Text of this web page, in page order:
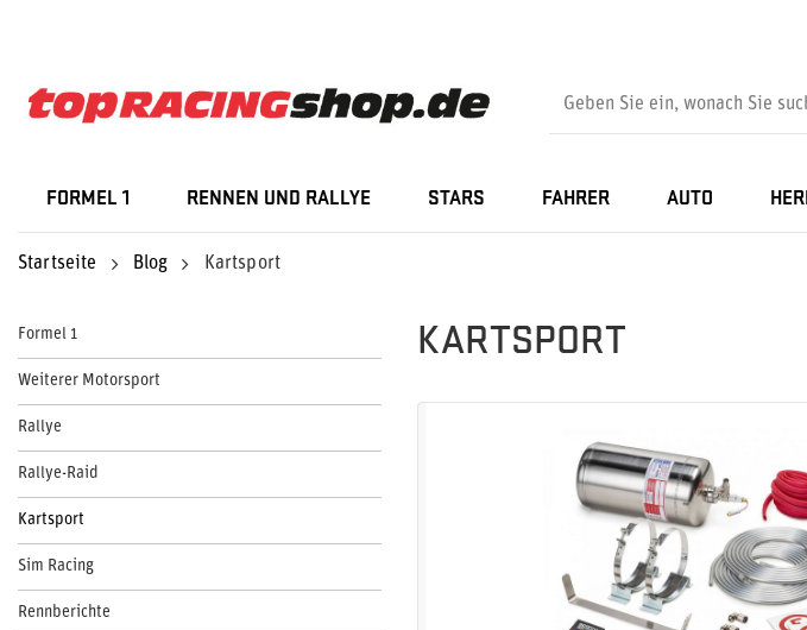
FORMEL 1 RENNEN UND RALLYE STARS FAHRER AUTO
Startseite Blog Kartsport
Formel 1
Weiterer Motorsport
Rallye
Rallye-Raid
Kartsport
Sim Racing
Rennberichte
KARTSPORT